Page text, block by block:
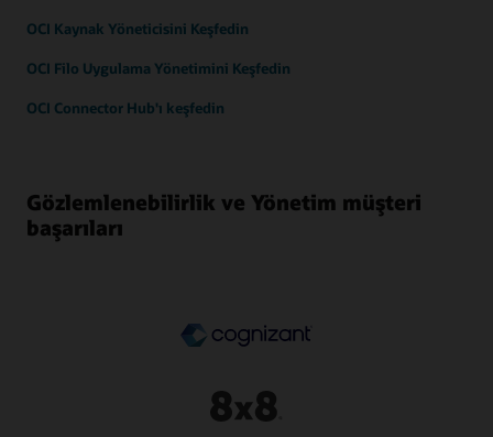
OCI Kaynak Yöneticisini Keşfedin
OCI Filo Uygulama Yönetimini Keşfedin
OCI Connector Hub'ı keşfedin
Gözlemlenebilirlik ve Yönetim müşteri
başarıları